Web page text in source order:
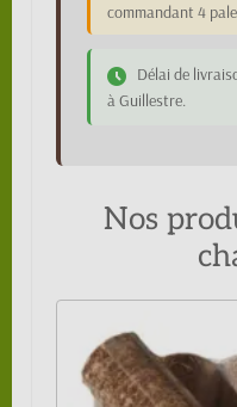
commandant 4
Délai de
à Guillestre.
Nos